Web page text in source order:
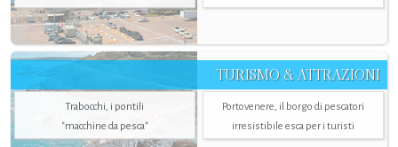
TURISMO & ATTRAZIONI
Trabocchi, i pontili
"macchine da pesca"
Portovenere, il borgo di pescatori
irresistibile esca per i turisti